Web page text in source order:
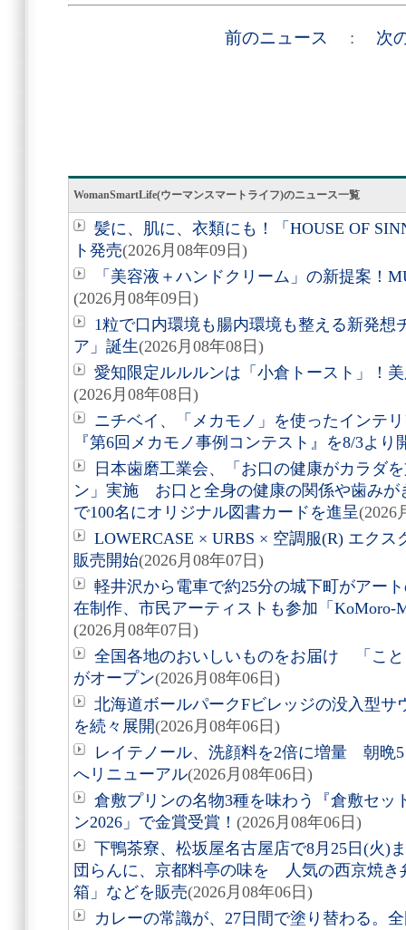
前のニュース : 次
WomanSmartLife(ウーマンスマートライフ)のニュース一覧
髪に、肌に、衣類にも！「HOUSE OF
ト発売(2026月08年09日)
「美容液＋ハンドクリーム」の新提案！
(2026月08年09日)
1粒で口内環境も腸内環境も整える新発想
ア」誕生(2026月08年08日)
愛知限定ルルルンは「小倉トースト」！
(2026月08年08日)
ニチベイ、「メカモノ」を使ったインテ
『第6回メカモノ事例コンテスト』を8/3より
日本歯磨工業会、「お口の健康がカラダ
ン」実施 お口と全身の健康の関係や歯みが
で100名にオリジナル図書カードを進呈(2026
LOWERCASE × URBS × 空調服(R) エク
販売開始(2026月08年07日)
軽井沢から電車で約25分の城下町がアー
在制作、市民アーティストも参加「KoMoro-
(2026月08年07日)
全国各地のおいしいものをお届け 「こ
がオープン(2026月08年06日)
北海道ボールパークFビレッジの没入型サ
を続々展開(2026月08年06日)
レイテノール、洗顔料を2倍に増量 朝晩
へリニューアル(2026月08年06日)
倉敷プリンの名物3種を味わう『倉敷セッ
ン2026」で金賞受賞！ (2026月08年06日)
下鴨茶寮、松坂屋名古屋店で8月25日(火)
団らんに、京都料亭の味を 人気の西京焼き
箱」などを販売(2026月08年06日)
カレーの常識が、27日間で塗り替わる。